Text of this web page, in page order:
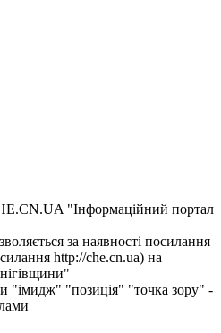
"Інформаційний портал
за наявності посилання
http://che.cn.ua) на
"імидж" "позиція" "точка зору" -